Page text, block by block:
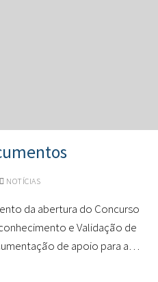
NOTÍCIAS
da abertura do Concurso
e Validação de
de apoio para a…